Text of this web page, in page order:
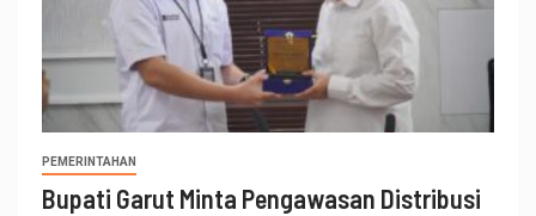
PEMERINTAHAN
Bupati Garut Minta Pengawasan Distribusi